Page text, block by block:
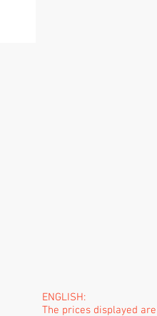
ENGLISH:
The prices displayed are